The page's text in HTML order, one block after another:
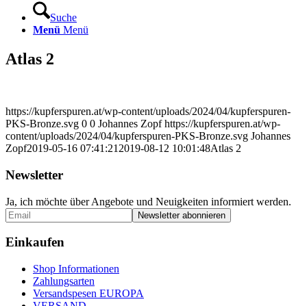
Suche
Menü Menü
Atlas 2
https://kupferspuren.at/wp-content/uploads/2024/04/kupferspuren-
PKS-Bronze.svg 0 0 Johannes Zopf https://kupferspuren.at/wp-
content/uploads/2024/04/kupferspuren-PKS-Bronze.svg Johannes
Zopf2019-05-16 07:41:21 2019-08-12 10:01:48Atlas 2
Newsletter
Ja, ich möchte über Angebote und Neuigkeiten informiert werden.
Einkaufen
Shop Informationen
Zahlungsarten
Versandspesen EUROPA